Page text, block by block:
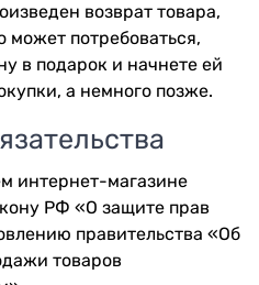
возврат товара,
может потребоваться,
в подарок и начнете ей
а немного позже.
интернет-магазине
РФ «О защите прав
правительства «Об
товаров